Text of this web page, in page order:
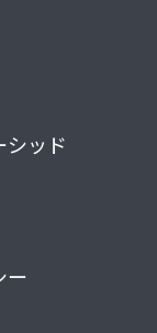
ッド
ー